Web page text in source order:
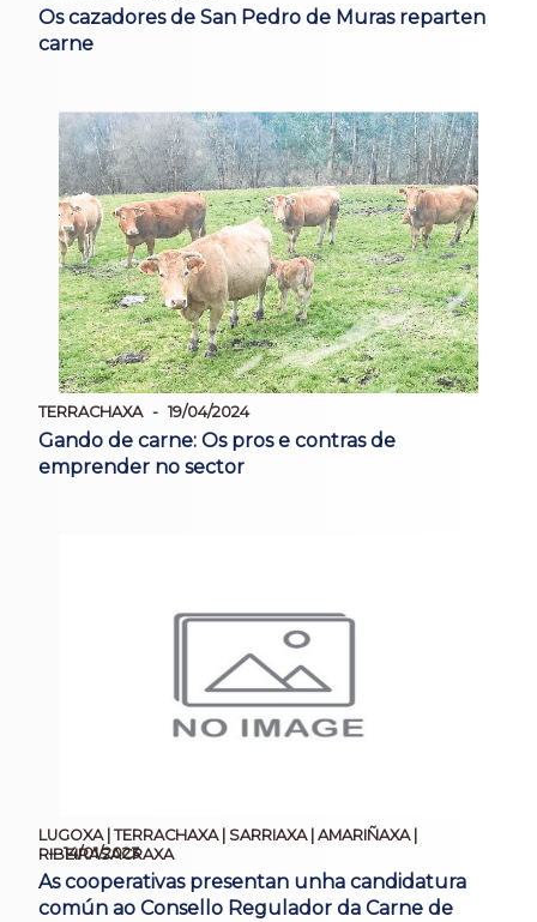
Os cazadores de San Pedro de Muras reparten
carne
TERRACHAXA 19/04/2024
Gando de carne: Os pros e contras de
emprender no sector
LUGOXA | TERRACHAXA | SARRIAXA | AMARIÑAXA |
RIBEIRASACRAXA
14/01/2023
As cooperativas presentan unha candidatura
común ao Consello Regulador da Carne de